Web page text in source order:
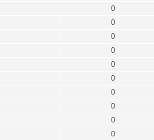
0
0
0
0
0
0
0
0
0
0